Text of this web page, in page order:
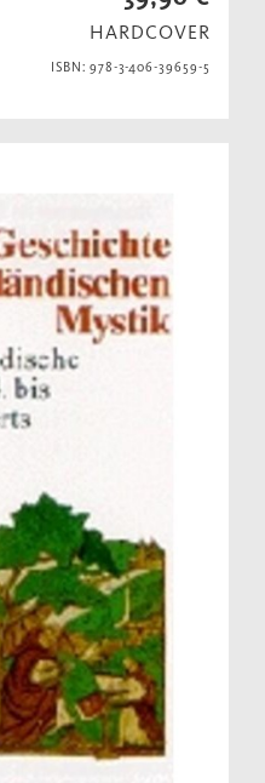
HARDCOVER
ISBN: 978-3-406-39659-5